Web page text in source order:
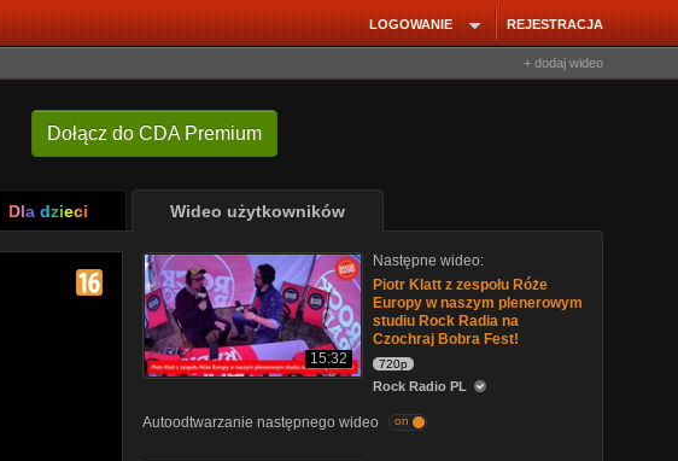
REJESTRACJA
LOGOWANIE
+ dodaj wideo
Dołącz do CDA Premium
Dla dzieci Wideo użytkowników
15:32
Następne wideo:
Piotr Klatt z zespołu Róże
Europy w naszym plenerowym
studiu Rock Radia na
Czochraj Bobra Fest!
720p
Rock Radio PL
Autoodtwarzanie następnego wideo on